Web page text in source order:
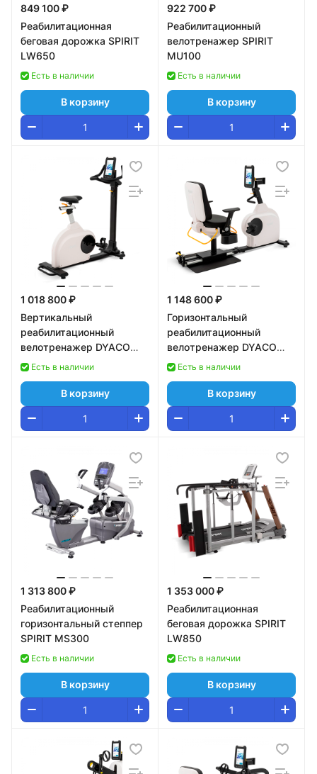
849 100 ₽
Реабилитационная
беговая дорожка SPIRIT
LW650
Есть в наличии
В корзину
922 700 ₽
Реабилитационный
велотренажер SPIRIT
MU100
Есть в наличии
В корзину
1 018 800 ₽
Вертикальный
реабилитационный
велотренажер DYACO
Medical 8.0U
Есть в наличии
В корзину
1 148 600 ₽
Горизонтальный
реабилитационный
велотренажер DYACO
Medical 8.5R
Есть в наличии
В корзину
1 313 800 ₽
Реабилитационный
горизонтальный степпер
SPIRIT MS300
Есть в наличии
В корзину
1 353 000 ₽
Реабилитационная
беговая дорожка SPIRIT
LW850
Есть в наличии
В корзину